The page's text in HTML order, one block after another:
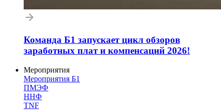
Команда Б1 запускает цикл обзоров
заработных плат и компенсаций 2026!
Мероприятия
Мероприятия Б1
ПМЭФ
ННФ
TNF